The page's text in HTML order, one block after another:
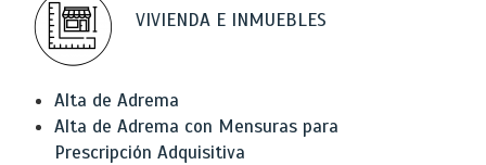
VIVIENDA E INMUEBLES
Alta de Adrema
Alta de Adrema con Mensuras para
Prescripción Adquisitiva